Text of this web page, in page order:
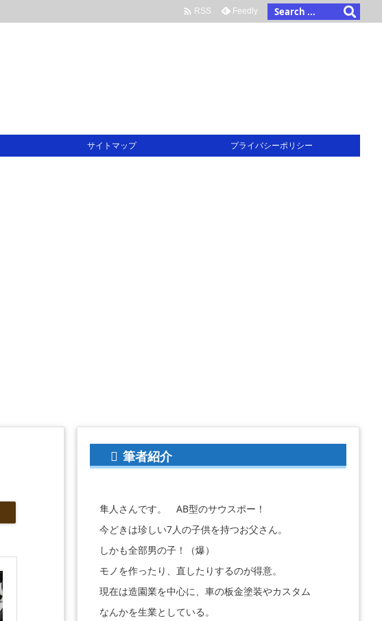
サイトマップ プライバシーポリシー
 RSS Feedly
筆者紹介
隼人さんです。 AB型のサウスポー！
今どきは珍しい7人の子供を持つお父さん。
しかも全部男の子！（爆）
モノを作ったり、直したりするのが得意。
現在は造園業を中心に、車の板金塗装やカスタム
なんかを生業としている。